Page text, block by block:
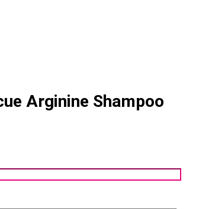
Arginine Shampoo